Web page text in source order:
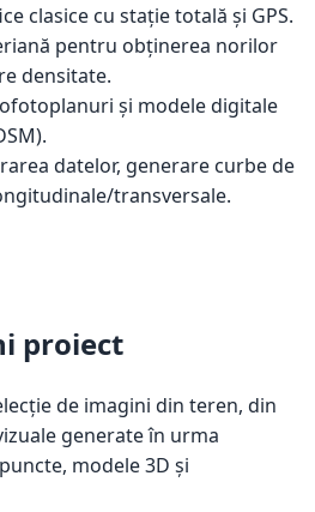
clasice cu stație totală și GPS.
pentru obținerea norilor
densitate.
și modele digitale
datelor, generare curbe de
transversale.
proiect
de imagini din teren, din
generate în urma
modele 3D și